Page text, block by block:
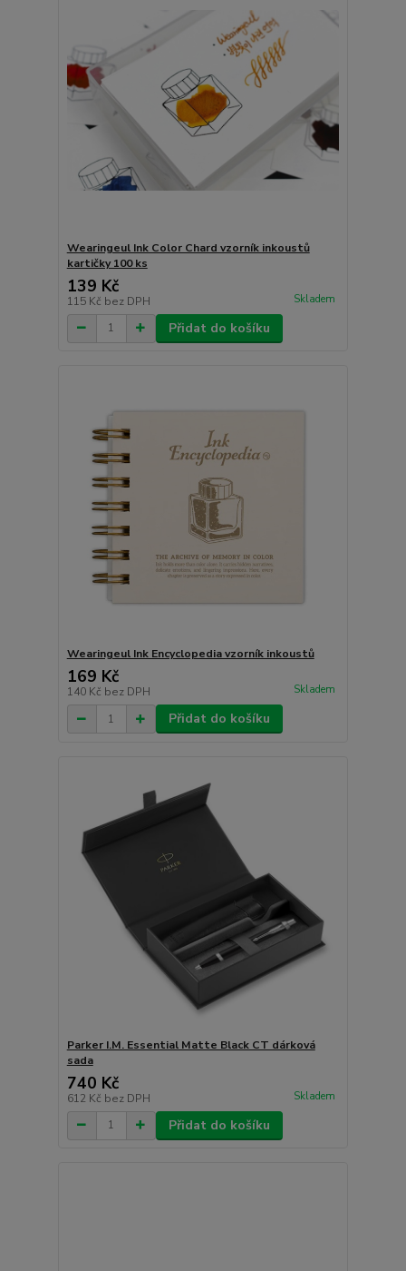
Wearingeul Ink Color Chard vzorník inkoustů
kartičky 100 ks
139 Kč
115 Kč bez DPH Skladem
Přidat do košíku
Wearingeul Ink Encyclopedia vzorník inkoustů
169 Kč
140 Kč bez DPH Skladem
Přidat do košíku
Parker I.M. Essential Matte Black CT dárková
sada
740 Kč
612 Kč bez DPH Skladem
Přidat do košíku